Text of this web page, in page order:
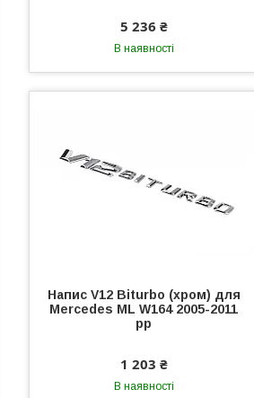
5 236 ₴
В наявності
Напис V12 Biturbo (хром) для
Mercedes ML W164 2005-2011
рр
1 203 ₴
В наявності